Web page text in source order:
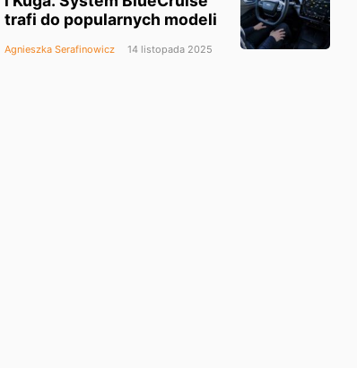
trafi do popularnych modeli
Agnieszka Serafinowicz 14 listopada 2025